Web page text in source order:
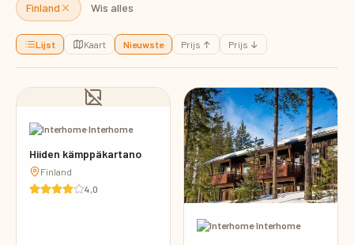
Finland Wis alles
Lijst Kaart Nieuwste Prijs ↑ Prijs ↓
·Interhome
Hiiden kämppäkartano
Finland
4,0
·Interhome